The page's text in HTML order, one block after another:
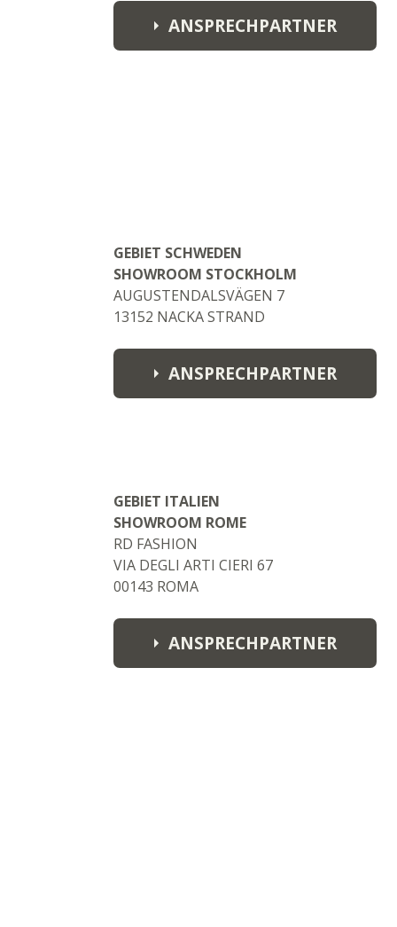
ANSPRECHPARTNER
Vicky
vicky@josephhowe.co.uk
GEBIET SCHWEDEN
SHOWROOM STOCKHOLM
AUGUSTENDALSVÄGEN 7
13152 NACKA STRAND
ANSPRECHPARTNER
GEBIET ITALIEN
SHOWROOM ROME
RD FASHION
VIA DEGLI ARTI CIERI 67
00143 ROMA
ANSPRECHPARTNER